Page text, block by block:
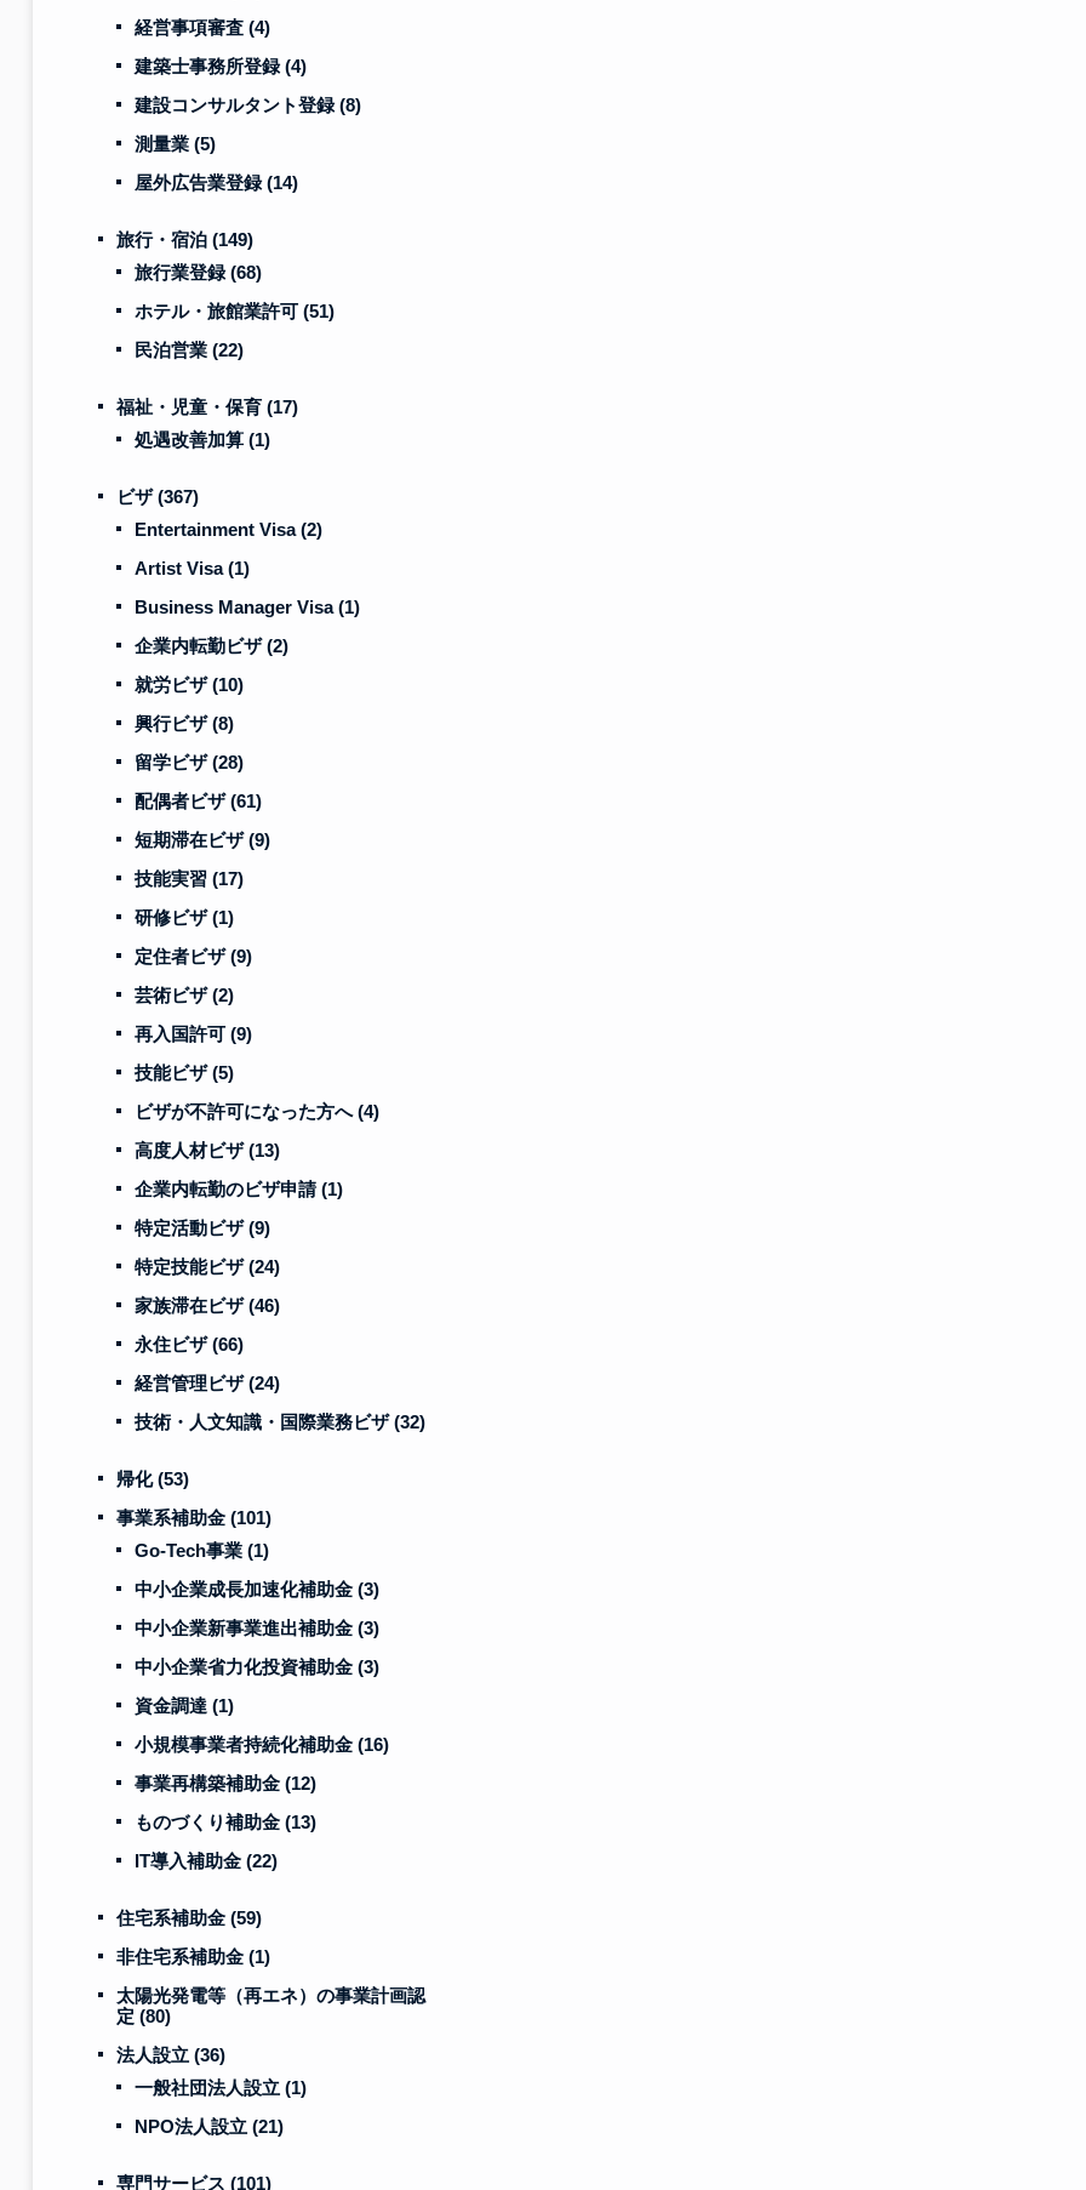
経営事項審査 (4)
建築士事務所登録(4)
建設コンサルタント登録(8)
測量業 (5)
屋外広告業登録(14)
旅行・宿泊 (149)
旅行業登録(68)
ホテル・旅館業許可 (51)
民泊営業 (22)
福祉・児童・保育 (17)
処遇改善加算 (1)
ビザ(367)
Entertainment Visa(2)
Artist Visa(1)
Business Manager Visa(1)
企業内転勤ビザ(2)
就労ビザ(10)
興行ビザ(8)
留学ビザ(28)
配偶者ビザ(61)
短期滞在ビザ(9)
技能実習 (17)
研修ビザ(1)
定住者ビザ(9)
芸術ビザ(2)
再入国許可 (9)
技能ビザ(5)
ビザが不許可になった方へ(4)
高度人材ビザ(13)
企業内転勤のビザ申請 (1)
特定活動ビザ(9)
特定技能ビザ(24)
家族滞在ビザ(46)
永住ビザ(66)
経営管理ビザ(24)
技術・人文知識・国際業務ビザ(32)
帰化(53)
事業系補助金 (101)
Go-Tech事業 (1)
中小企業成長加速化補助金 (3)
中小企業新事業進出補助金 (3)
中小企業省力化投資補助金 (3)
資金調達 (1)
小規模事業者持続化補助金 (16)
事業再構築補助金 (12)
ものづくり補助金 (13)
IT導入補助金 (22)
住宅系補助金 (59)
非住宅系補助金 (1)
太陽光発電等（再エネ）の事業計画認
定 (80)
法人設立 (36)
一般社団法人設立 (1)
NPO法人設立 (21)
専門サービス (101)